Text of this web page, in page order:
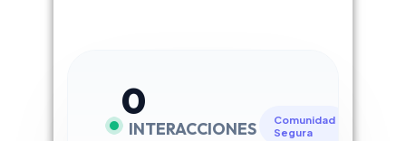
0
INTERACCIONES
Comunidad
Segura